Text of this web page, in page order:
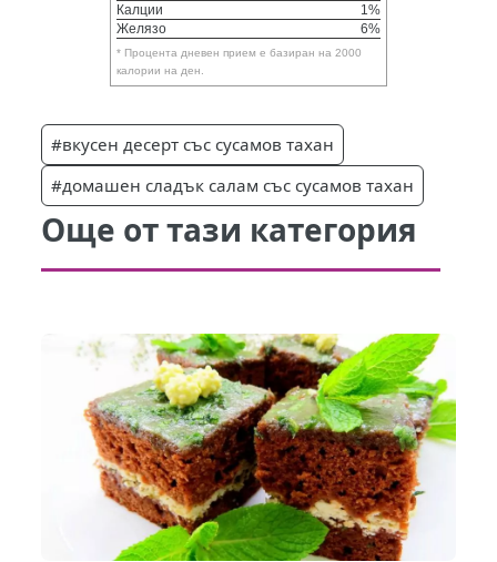
Калции
1%
Желязо
6%
* Процента дневен прием е базиран на 2000
калории на ден.
#вкусен десерт със сусамов тахан
#домашен сладък салам със сусамов тахан
Още от тази категория